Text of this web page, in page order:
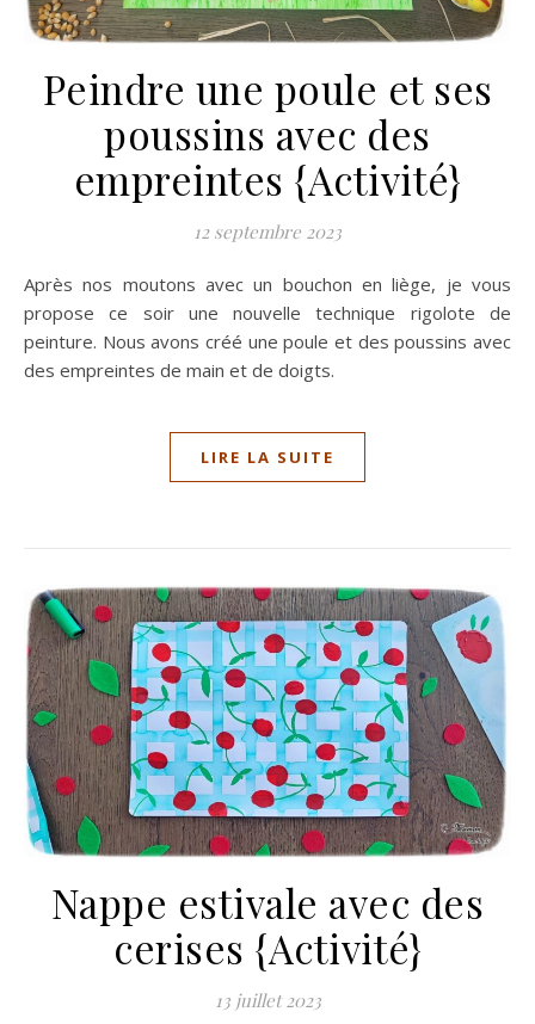
Peindre une poule et ses
poussins avec des
empreintes {Activité}
12 septembre 2023
Après nos moutons avec un bouchon en liège, je vous
propose ce soir une nouvelle technique rigolote de
peinture. Nous avons créé une poule et des poussins avec
des empreintes de main et de doigts.
LIRE LA SUITE
Nappe estivale avec des
cerises {Activité}
13 juillet 2023